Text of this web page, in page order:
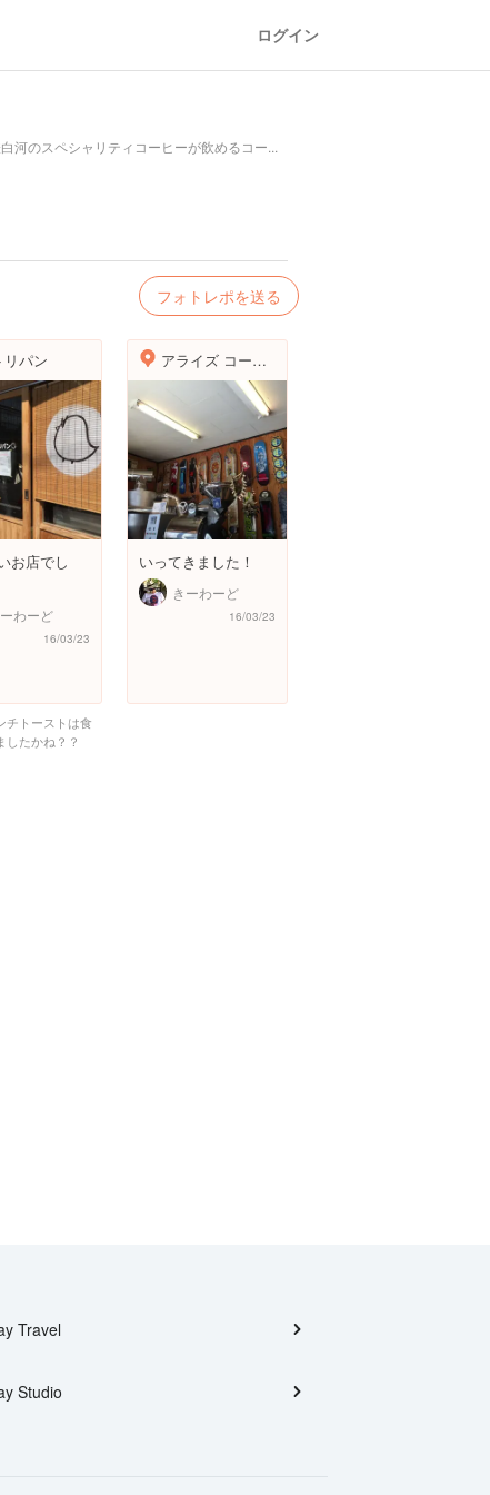
ログイン
河のスペシャリティコーヒーが飲めるコー...
フォトレポを送る
リパン
お店でし
わーど
16/03/23
チトーストは食
したかね？？
アライズ コーヒー ロースターズ
いってきました！
きーわーど
16/03/23
Travel
Studio